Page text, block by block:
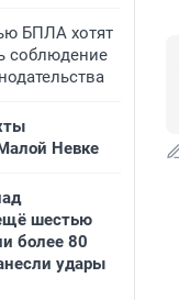
БПЛА хотят
соблюдение
Невке
шестью
более 80
удары